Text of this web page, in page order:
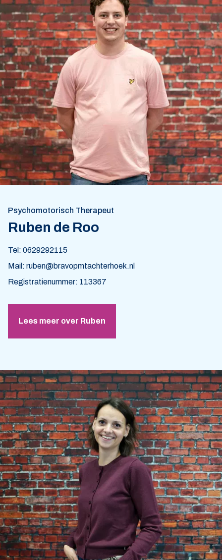
Psychomotorisch Therapeut
Ruben de Roo
Tel: 0629292115
Mail: ruben@bravopmtachterhoek.nl
Registratienummer: 113367
Lees meer over Ruben